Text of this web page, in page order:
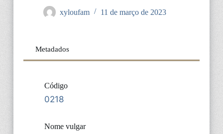
xyloufam 11 de março de 2023
Metadados
Código
0218
Nome vulgar